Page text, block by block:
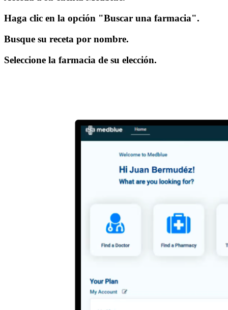
Haga clic en la opción "Buscar una farmacia".
Busque su receta por nombre.
Seleccione la farmacia de su elección.